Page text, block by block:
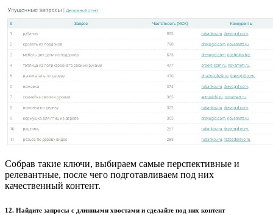
Собрав такие ключи, выбираем самые перспективные и
релевантные, после чего подготавливаем под них
качественный контент.
12. Найдите запросы с длинными хвостами и сделайте под них контент